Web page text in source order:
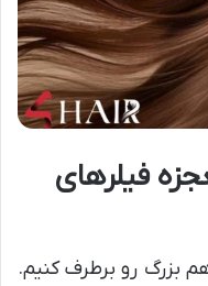
فیلرهای
بزرگ رو برطرف کنیم.